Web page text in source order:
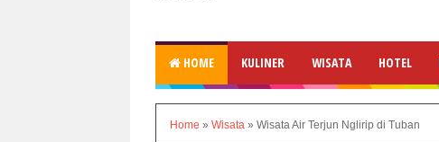
HOME KULINER WISATA HOTEL
Home » Wisata » Wisata Air Terjun Nglirip di Tuban